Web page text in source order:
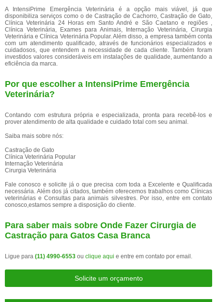
A IntensiPrime Emergência Veterinária é a opção mais viável, já que
disponibiliza serviços como o de Castração de Cachorro, Castração de Gato,
Clínica Veterinária 24 Horas em Santo André e São Caetano e regiões ,
Clínica Veterinária, Exames para Animais, Internação Veterinária, Cirurgia
Veterinária e Clínica Veterinária Popular. Além disso, a empresa também conta
com um atendimento qualificado, através de funcionários especializados e
cuidadosos, que entendem a necessidade de cada cliente. Também foram
investidos valores consideráveis em instalações de qualidade, aumentando a
eficiência da marca.
Por que escolher a IntensiPrime Emergência
Veterinária?
Contando com estrutura própria e especializada, pronta para recebê-los e
prover atendimento de alta qualidade e cuidado total com seu animal.
Saiba mais sobre nós:
Castração de Gato
Clínica Veterinária Popular
Internação Veterinária
Cirurgia Veterinária
Fale conosco e solicite já o que precisa com toda a Excelente e Qualificada
necessária. Além dos já citados, também oferecemos trabalhos como Clínicas
veterinárias e Consultas para animais silvestres. Por isso, entre em contato
conosco,estamos sempre a disposição do cliente.
Para saber mais sobre Onde Fazer Cirurgia de
Castração para Gatos Casa Branca
Ligue para (11) 4990-6553 ou clique aqui e entre em contato por email.
Solicite um orçamento